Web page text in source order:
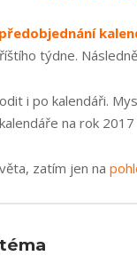
předobjednání
týdne.
i po kalendáři.
na rok
zatím jen na